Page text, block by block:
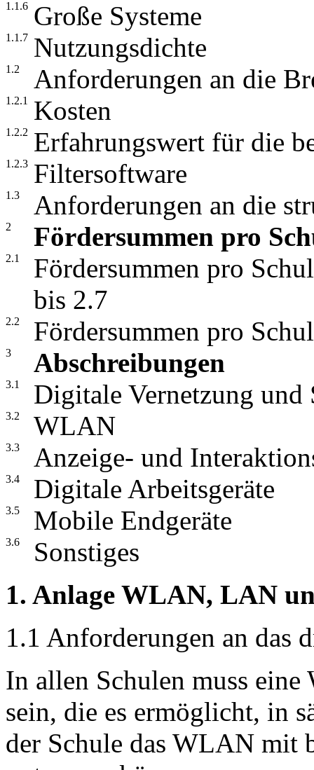
1.1.6 Große Systeme
1.1.7 Nutzungsdichte
1.2 Anforderungen an die
1.2.1 Kosten
1.2.2 Erfahrungswert für die
1.2.3 Filtersoftware
1.3 Anforderungen an die
2 Fördersummen pro
2.1
Fördersummen pro
bis 2.7
2.2 Fördersummen pro
3 Abschreibungen
3.1 Digitale Vernetzung und
3.2 WLAN
3.3 Anzeige- und
3.4 Digitale Arbeitsgeräte
3.5 Mobile Endgeräte
3.6
Sonstiges
1. Anlage WLAN, LAN
1.1 Anforderungen an das
In allen Schulen muss
sein, die es ermöglicht, in
der Schule das WLAN mit